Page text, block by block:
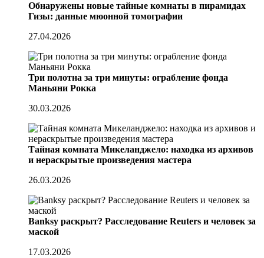
Обнаружены новые тайные комнаты в пирамидах
Гизы: данные мюонной томографии
27.04.2026
Три полотна за три минуты: ограбление фонда
Маньяни Рокка
30.03.2026
Тайная комната Микеланджело: находка из архивов
и нераскрытые произведения мастера
26.03.2026
Banksy раскрыт? Расследование Reuters и человек за
маской
17.03.2026